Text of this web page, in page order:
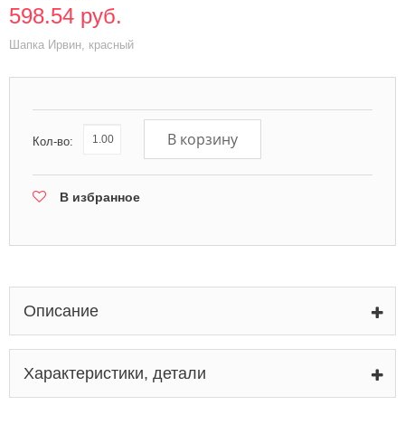
598.54 руб.
Шапка Ирвин, красный
Кол-во: В корзину
В избранное
Описание
Характеристики, детали